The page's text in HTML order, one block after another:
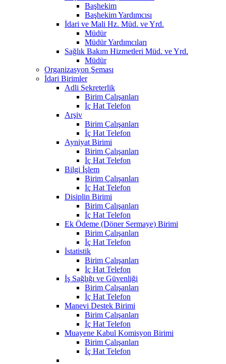
Başhekim
Başhekim Yardımcısı
İdari ve Mali Hz. Müd. ve Yrd.
Müdür
Müdür Yardımcıları
Sağlık Bakım Hizmetleri Müd. ve Yrd.
Müdür
Organizasyon Şeması
İdari Birimler
Adli Sekreterlik
Birim Çalışanları
İç Hat Telefon
Arşiv
Birim Çalışanları
İç Hat Telefon
Ayniyat Birimi
Birim Çalışanları
İç Hat Telefon
Bilgi İşlem
Birim Çalışanları
İç Hat Telefon
Disiplin Birimi
Birim Çalışanları
İç Hat Telefon
Ek Ödeme (Döner Sermaye) Birimi
Birim Çalışanları
İç Hat Telefon
İstatistik
Birim Çalışanları
İç Hat Telefon
İş Sağlığı ve Güvenliği
Birim Çalışanları
İç Hat Telefon
Manevi Destek Birimi
Birim Çalışanları
İç Hat Telefon
Muayene Kabul Komisyon Birimi
Birim Çalışanları
İç Hat Telefon